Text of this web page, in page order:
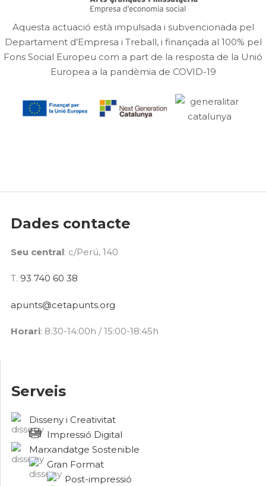
Aquesta actuació està impulsada i subvencionada pel
Departament d’Empresa i Treball, i finançada al 100% pel
Fons Social Europeu com a part de la resposta de la Unió
Europea a la pandèmia de COVID-19
Dades contacte
Seu central: c/Perú, 140
T. 93 740 60 38
apunts@cetapunts.org
Horari: 8:30-14:00h / 15:00-18:45h
Serveis
Disseny i Creativitat
Impressió Digital
Marxandatge Sostenible
Gran Format
Post-impressió